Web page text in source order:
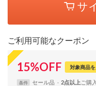
サ
ご利用可能なクーポン
15%OFF 対象商品
条件 セール品 2点以上